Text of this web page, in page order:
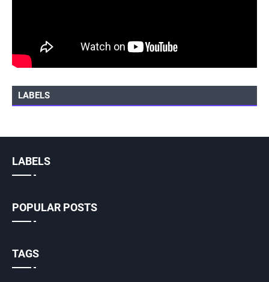
LABELS
LABELS
POPULAR POSTS
TAGS